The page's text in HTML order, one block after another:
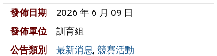
發佈日期
2026 年 6 月 09 日
發佈單位
訓育組
公告類別
最新消息,競賽活動